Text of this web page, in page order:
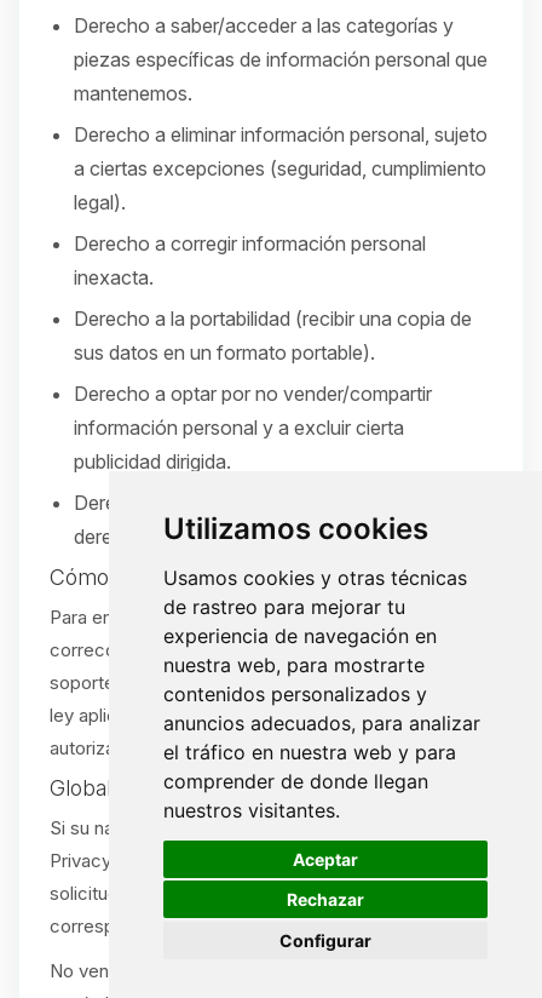
Utilizamos cookies
Usamos cookies y otras técnicas
de rastreo para mejorar tu
experiencia de navegación en
nuestra web, para mostrarte
contenidos personalizados y
anuncios adecuados, para analizar
el tráfico en nuestra web y para
comprender de donde llegan
nuestros visitantes.
Aceptar
Rechazar
Configurar
Derecho a saber/acceder a las categorías y
piezas específicas de información personal que
mantenemos.
Derecho a eliminar información personal, sujeto
a ciertas excepciones (seguridad, cumplimiento
legal).
Derecho a corregir información personal
inexacta.
Derecho a la portabilidad (recibir una copia de
sus datos en un formato portable).
Derecho a optar por no vender/compartir
información personal y a excluir cierta
publicidad dirigida.
Derecho a no ser discriminado por ejercer sus
derechos.
Cómo ejercer sus derechos
Para enviar una solicitud (acceso, eliminación,
corrección, portabilidad u opt-out), abra un ticket de
soporte:
. Verificaremos su solicitud según la
ley aplicable. Se aceptan solicitudes por agente
autorizado con la debida prueba.
Global Privacy Control (GPC)
Si su navegador o extensión envía una señal Global
Privacy Control (GPC), la tratamos como una
solicitud de exclusión de venta/compartir cuando
corresponda.
No vendemos ni compartimos información personal
🍪